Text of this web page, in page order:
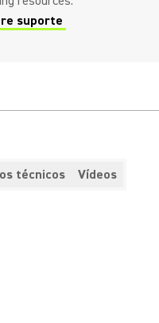
suporte
técnicos Vídeos